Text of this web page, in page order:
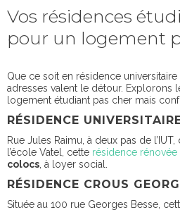
Vos résidences
pour un logement
Que ce soit en résidence
adresses valent le détour. Explorons
logement étudiant pas cher mais
RÉSIDENCE
Rue Jules Raimu, à deux pas de
l’école Vatel, cette résidence rénovée
colocs , à loyer social.
RÉSIDENCE CROUS
Située au 100 rue Georges Besse,